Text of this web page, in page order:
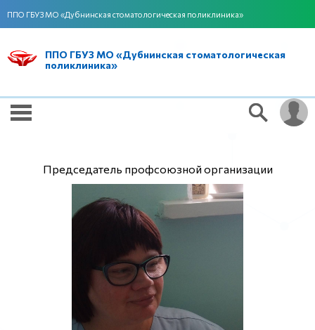
ППО ГБУЗ МО «Дубнинская стоматологическая поликлиника»
ППО ГБУЗ МО «Дубнинская стоматологическая
поликлиника»
Председатель профсоюзной организации